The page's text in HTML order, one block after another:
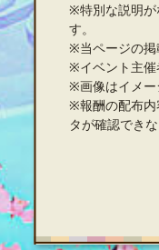
※特別な説明が
す。
※当ページの掲
※イベント主催
※画像はイメー
※報酬の配布内
タが確認でき